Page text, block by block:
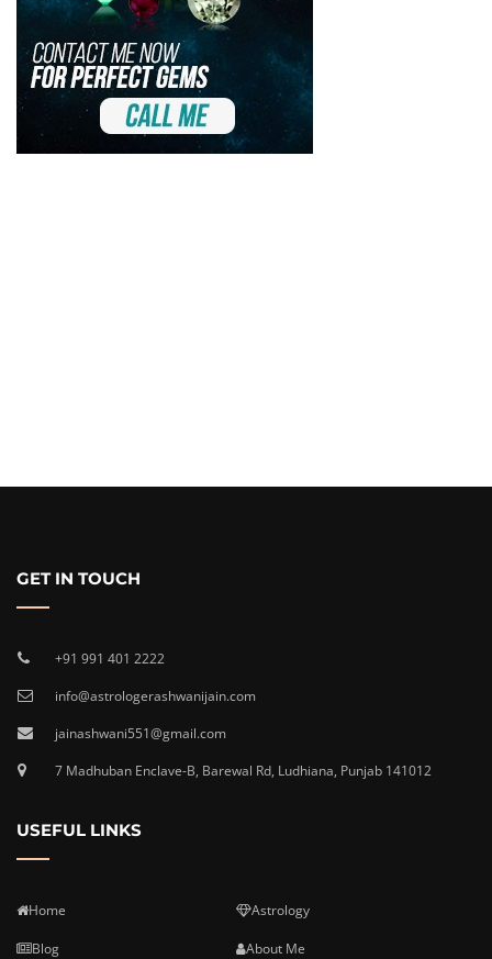
GET IN TOUCH
+91 991 401 2222
info@astrologerashwanijain.com
jainashwani551@gmail.com
7 Madhuban Enclave-B, Barewal Rd, Ludhiana, Punjab 141012
USEFUL LINKS
Home Astrology
Blog About Me